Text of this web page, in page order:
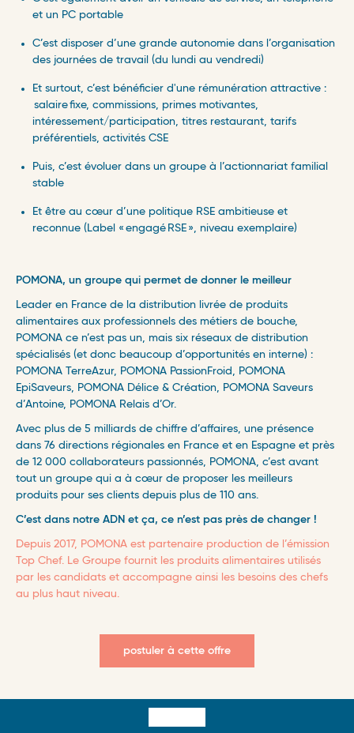
et un PC portable
C’est disposer d’une grande autonomie dans l’organisation
des journées de travail (du lundi au vendredi)
Et surtout, c’est bénéficier d'une rémunération attractive :
salairefixe, commissions, primes motivantes,
intéressement/participation, titres restaurant, tarifs
préférentiels, activités CSE
Puis, c’est évoluer dans un groupe à l’actionnariat familial
stable
Et être au cœur d’une politique RSE ambitieuse et
reconnue (Label « engagé RSE », niveau exemplaire)
POMONA, un groupe qui permet de donner le meilleur
Leader en France de la distribution livrée de produits
alimentaires aux professionnels des métiers de bouche,
POMONA ce n’est pas un, mais six réseaux de distribution
spécialisés (et donc beaucoup d’opportunités en interne) :
POMONA TerreAzur, POMONA PassionFroid , POMONA
EpiSaveurs, POMONA Délice & Création, POMONA Saveurs
d’Antoine, POMONA Relais d’Or.
Avec plus de 5 milliards de chiffre d’affaires, une présence
dans 76 directions régionales en France et en Espagne et près
de 12 000 collaborateurs passionnés, POMONA, c’est avant
tout un groupe qui a à cœur de proposer les meilleurs
produits pour ses clients depuis plus de 110 ans.
C’est dans notre ADN et ça, ce n’est pas près de changer !
Depuis 2017, POMONA est partenaire production de l’émission
Top Chef. Le Groupe fournit les produits alimentaires utilisés
par les candidats et accompagne ainsi les besoins des chefs
au plus haut niveau.
postuler à cette offre
Surfooter